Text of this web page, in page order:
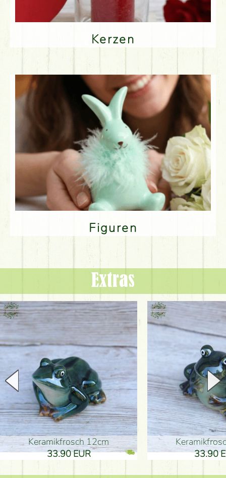
Kerzen
Figuren
Extras
Keramikfrosch 12cm
33.90 EUR
33.90